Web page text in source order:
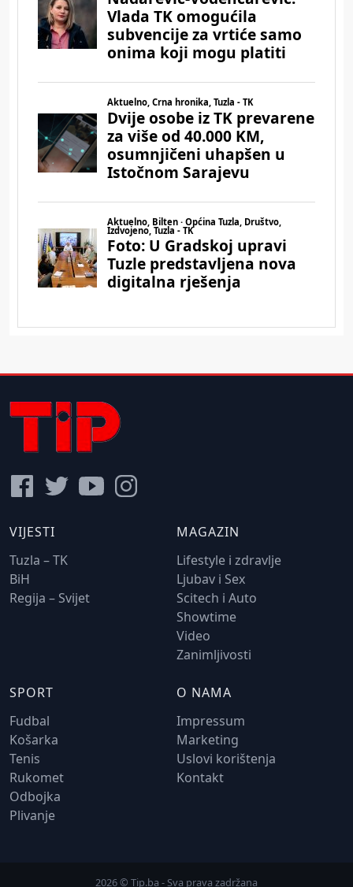
VIJESTI
Tuzla – TK
BiH
Regija – Svijet
MAGAZIN
Lifestyle i zdravlje
Ljubav i Sex
Scitech i Auto
Showtime
Video
Zanimljivosti
SPORT
Fudbal
Košarka
Tenis
Rukomet
Odbojka
Plivanje
O NAMA
Impressum
Marketing
Uslovi korištenja
Kontakt
2026 © Tip.ba - Sva prava zadržana